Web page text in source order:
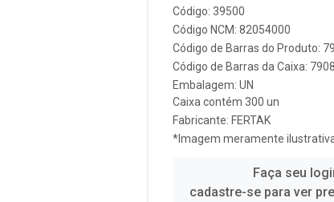
Código: 39500
Código NCM: 82054000
Código de Barras do Produto:
Código de Barras da Caixa:
Embalagem: UN
Caixa contém 300 un
Fabricante: FERTAK
*Imagem meramente
Faça seu
cadastre-se para ver